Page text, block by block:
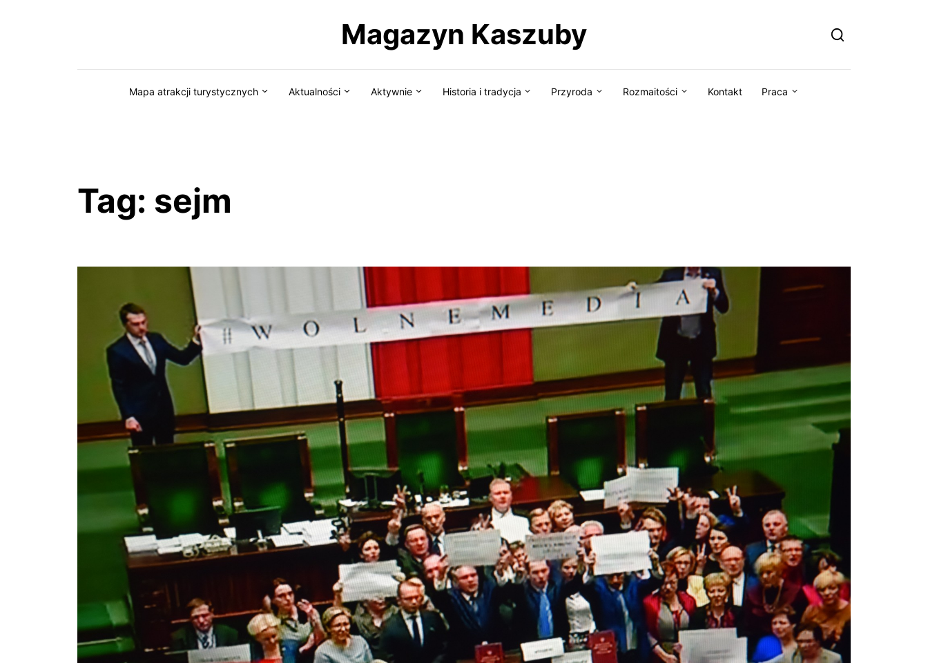
Magazyn Kaszuby
Mapa atrakcji turystycznych Aktualności Aktywnie Historia i tradycja Przyroda Rozmaitości Kontakt Praca
Tag: sejm